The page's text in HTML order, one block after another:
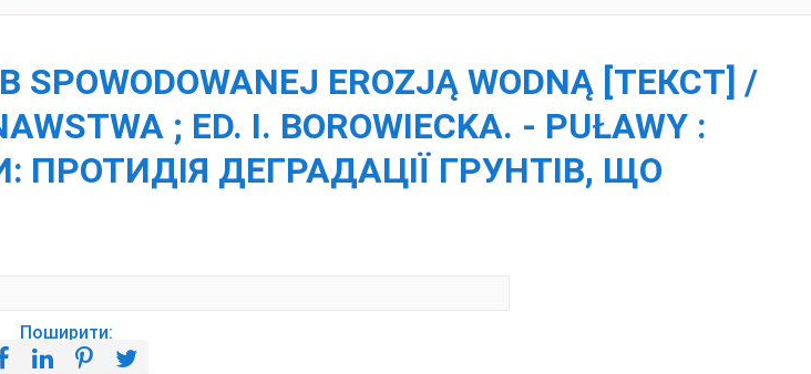
SPOWODOWANEJ EROZJĄ WODNĄ [ТЕКСТ] /
; ED. I. BOROWIECKA. - PUŁAWY :
ПРОТИДІЯ ДЕГРАДАЦІЇ ГРУНТІВ, ЩО
Поширити: